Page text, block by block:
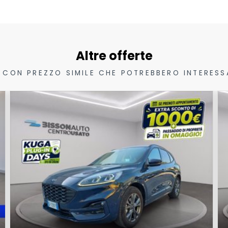
Altre offerte
PREZZO SIMILE CHE POTREBBERO